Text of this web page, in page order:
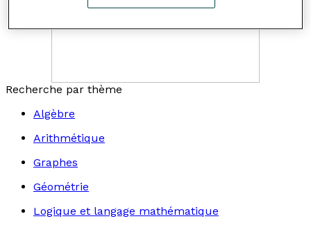
Recherche par thème
Algèbre
Arithmétique
Graphes
Géométrie
Logique et langage mathématique